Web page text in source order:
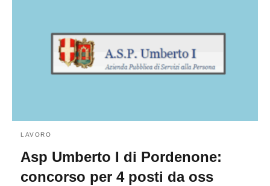
LAVORO
Asp Umberto I di Pordenone:
concorso per 4 posti da oss